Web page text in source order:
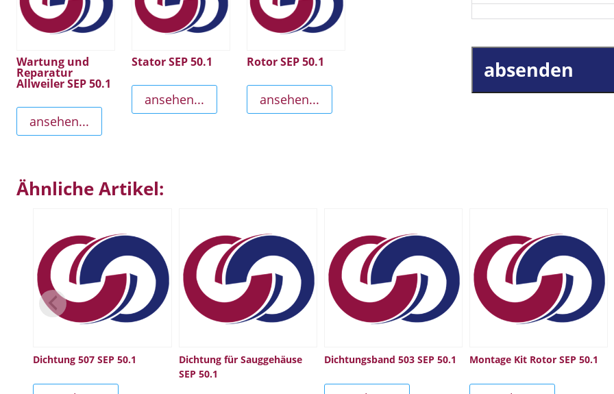
Wartung und
Reparatur
Allweiler SEP 50.1
ansehen...
Stator SEP 50.1
ansehen...
Rotor SEP 50.1
ansehen...
absenden
Ähnliche Artikel:
Dichtung 507 SEP 50.1
Dichtung für Sauggehäuse
SEP 50.1
Dichtungsband 503 SEP 50.1 Montage Kit Rotor SEP 50.1